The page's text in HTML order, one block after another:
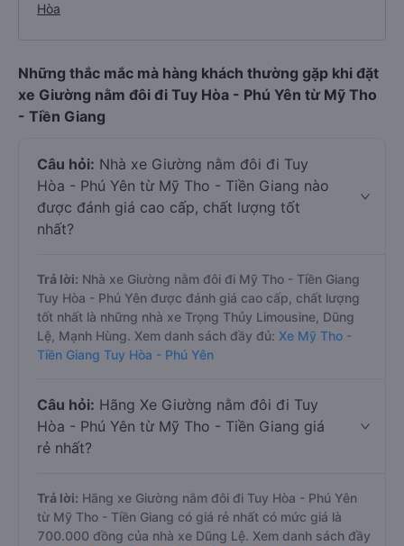
Hòa
Những thắc mắc mà hàng khách thường gặp khi đặt
xe Giường nằm đôi đi Tuy Hòa - Phú Yên từ Mỹ Tho
- Tiền Giang
Câu hỏi: Nhà xe Giường nằm đôi đi Tuy
Hòa - Phú Yên từ Mỹ Tho - Tiền Giang nào
được đánh giá cao cấp, chất lượng tốt
nhất?
Trả lời: Nhà xe Giường nằm đôi đi Mỹ Tho - Tiền Giang
Tuy Hòa - Phú Yên được đánh giá cao cấp, chất lượng
tốt nhất là những nhà xe Trọng Thủy Limousine, Dũng
Lệ, Mạnh Hùng. Xem danh sách đầy đủ: Xe Mỹ Tho -
Tiền Giang Tuy Hòa - Phú Yên
Câu hỏi: Hãng Xe Giường nằm đôi đi Tuy
Hòa - Phú Yên từ Mỹ Tho - Tiền Giang giá
rẻ nhất?
Trả lời: Hãng xe Giường nằm đôi đi Tuy Hòa - Phú Yên
từ Mỹ Tho - Tiền Giang có giá rẻ nhất có mức giá là
700.000 đồng của nhà xe Dũng Lệ. Xem danh sách đầy